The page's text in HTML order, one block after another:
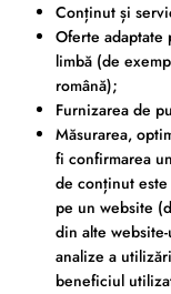
Conținut și
Oferte
limbă (de
română);
Furnizarea de
Măsurarea,
fi confirmarea
de conținut
pe un website
din alte
analize a
beneficiul